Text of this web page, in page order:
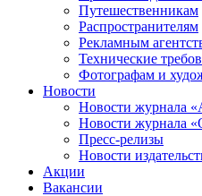
Путешественникам
Распространителям
Рекламным
Технические
Фотографам и
Новости
Новости журнала
Новости журнала
Пресс-релизы
Новости
Акции
Вакансии